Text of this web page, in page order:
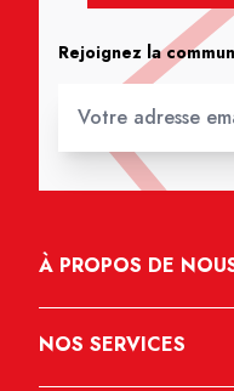
Rejoignez la
À PROPOS DE
NOS SERVICES